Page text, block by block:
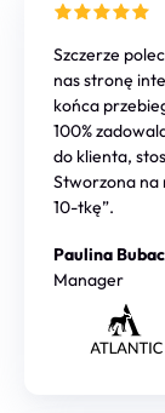
Szczerze
nas stronę
końca
100%
do klienta,
Stworzona na
10-tkę”.
Paulina
Manager